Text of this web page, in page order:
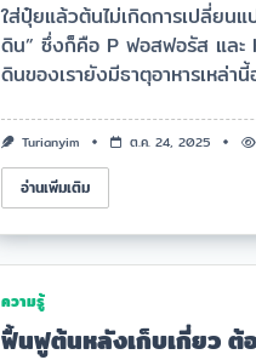
ใส่ปุ๋ยแล้วต้นไม่เกิดการเปลี่ยน
ดิน” ซึ่งก็คือ P ฟอสฟอรัส และ
ดินของเรายังมีธาตุอาหารเหล่า
Turianyim ต.ค. 24, 2025
อ่านเพิ่มเติม
ความรู้
ฟื้นฟูต้นหลังเก็บเกี่ยว ต้